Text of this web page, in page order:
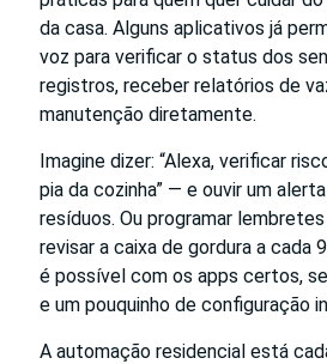
da casa. Alguns aplicativos já
voz para verificar o status dos
registros, receber relatórios de
manutenção diretamente.
Imagine dizer: “Alexa, verificar
pia da cozinha” — e ouvir um
resíduos. Ou programar
revisar a caixa de gordura a cada
é possível com os apps certos,
e um pouquinho de configuração
A automação residencial está